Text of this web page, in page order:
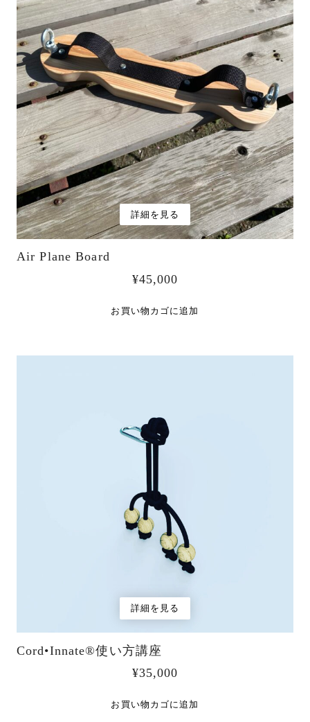
詳細を見る
Air Plane Board
¥45,000
お買い物カゴに追加
詳細を見る
Cord•Innate®︎使い方講座
¥35,000
お買い物カゴに追加